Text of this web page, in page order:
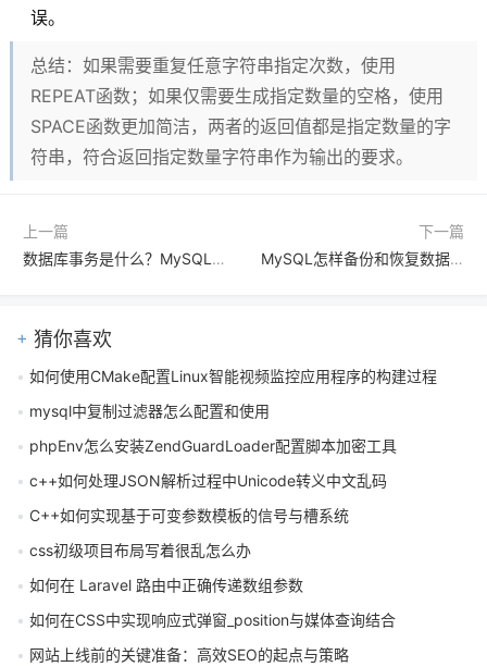
误。
总结：如果需要重复任意字符串指定次数，使用
REPEAT函数；如果仅需要生成指定数量的空格，使用
SPACE函数更加简洁，两者的返回值都是指定数量的字
符串，符合返回指定数量字符串作为输出的要求。
上一篇
数据库事务是什么？MySQL事务有哪些核心特性和实现原理？
下一篇
MySQL怎样备份和恢复数据库 基础数据保护方法详解
猜你喜欢
如何使用CMake配置Linux智能视频监控应用程序的构建过程
mysql中复制过滤器怎么配置和使用
phpEnv怎么安装ZendGuardLoader配置脚本加密工具
c++如何处理JSON解析过程中Unicode转义中文乱码
C++如何实现基于可变参数模板的信号与槽系统
css初级项目布局写着很乱怎么办
如何在 Laravel 路由中正确传递数组参数
如何在CSS中实现响应式弹窗_position与媒体查询结合
网站上线前的关键准备：高效SEO的起点与策略